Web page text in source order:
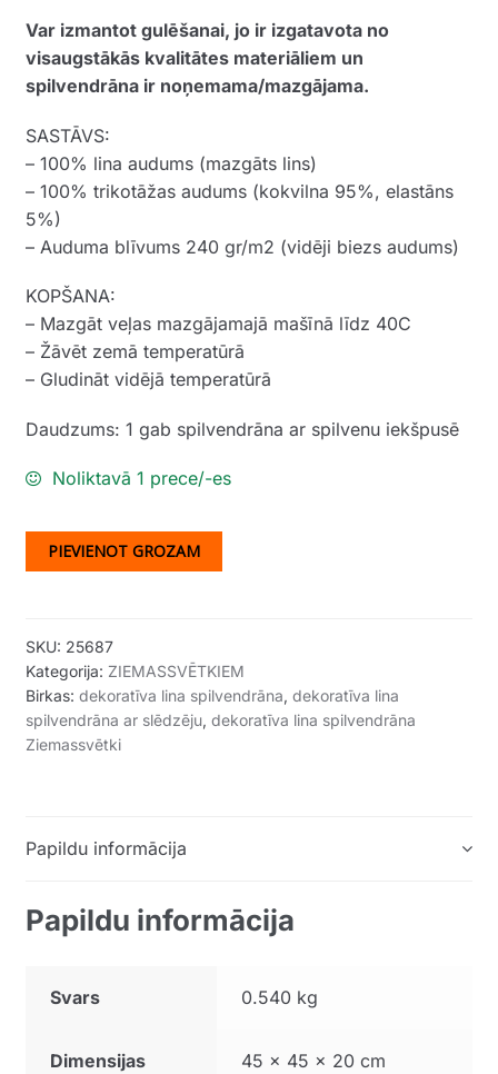
Var izmantot gulēšanai, jo ir izgatavota no
visaugstākās kvalitātes materiāliem un
spilvendrāna ir noņemama/mazgājama.
SASTĀVS:
– 100% lina audums (mazgāts lins)
– 100% trikotāžas audums (kokvilna 95%, elastāns
5%)
– Auduma blīvums 240 gr/m2 (vidēji biezs audums)
KOPŠANA:
– Mazgāt veļas mazgājamajā mašīnā līdz 40C
– Žāvēt zemā temperatūrā
– Gludināt vidējā temperatūrā
Daudzums: 1 gab spilvendrāna ar spilvenu iekšpusē
Noliktavā 1 prece/-es
PIEVIENOT GROZAM
SKU: 25687
Kategorija: ZIEMASSVĒTKIEM
Birkas: dekoratīva lina spilvendrāna, dekoratīva lina
spilvendrāna ar slēdzēju, dekoratīva lina spilvendrāna
Ziemassvētki
Papildu informācija
Papildu informācija
Svars 0.540 kg
Dimensijas 45 × 45 × 20 cm